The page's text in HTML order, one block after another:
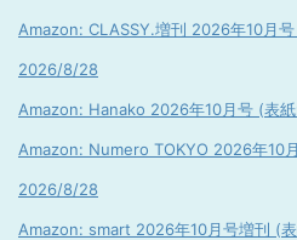
Amazon: CLASSY.増刊 2026年10月
2026/8/28
Amazon: Hanako 2026年10月号 (表
Amazon: Numero TOKYO 2026年10
2026/8/28
Amazon: smart 2026年10月号増刊 (